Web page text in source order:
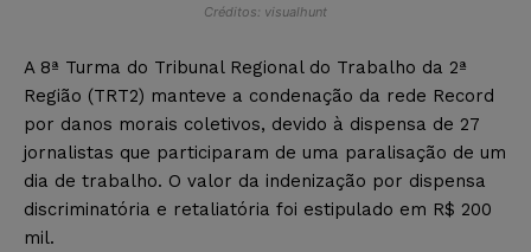
Créditos: visualhunt
A 8ª Turma do Tribunal Regional do Trabalho da 2ª
Região (TRT2) manteve a condenação da rede Record
por danos morais coletivos, devido à dispensa de 27
jornalistas que participaram de uma paralisação de um
dia de trabalho. O valor da indenização por dispensa
discriminatória e retaliatória foi estipulado em R$ 200
mil.